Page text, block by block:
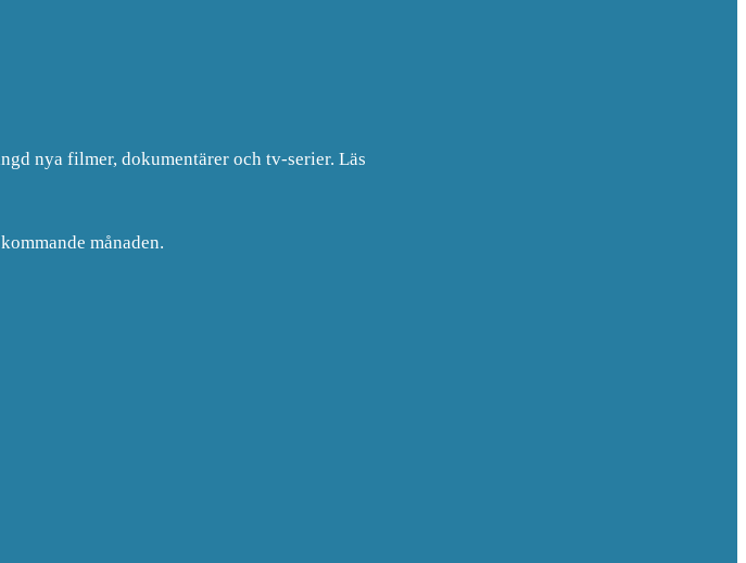
nya filmer, dokumentärer och tv-serier. Läs
månaden.